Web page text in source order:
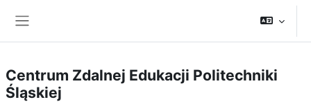
Centrum Zdalnej Edukacji Politechniki
Śląskiej